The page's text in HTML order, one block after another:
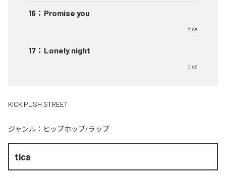
16 ： Promise you
tica
17 ： Lonely night
tica
KICK PUSH STREET
ジャンル： ヒップホップ/ラップ
tica